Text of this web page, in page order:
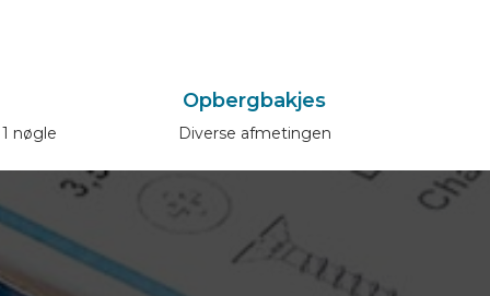
nøgle
Opbergbakjes
Diverse afmetingen